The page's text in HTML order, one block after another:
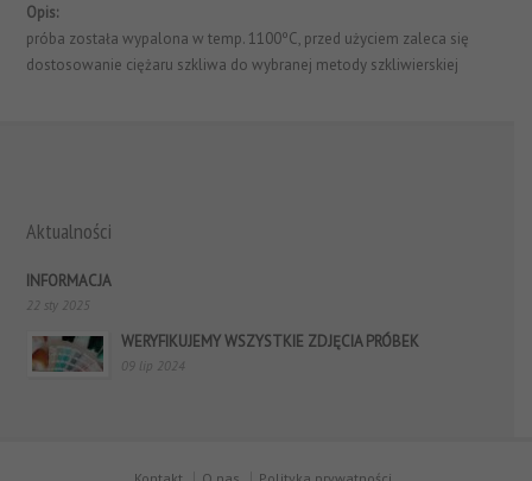
Opis:
próba została wypalona w temp. 1100ºC, przed użyciem zaleca się
dostosowanie ciężaru szkliwa do wybranej metody szkliwierskiej
Aktualności
INFORMACJA
22 sty 2025
WERYFIKUJEMY WSZYSTKIE ZDJĘCIA PRÓBEK
09 lip 2024